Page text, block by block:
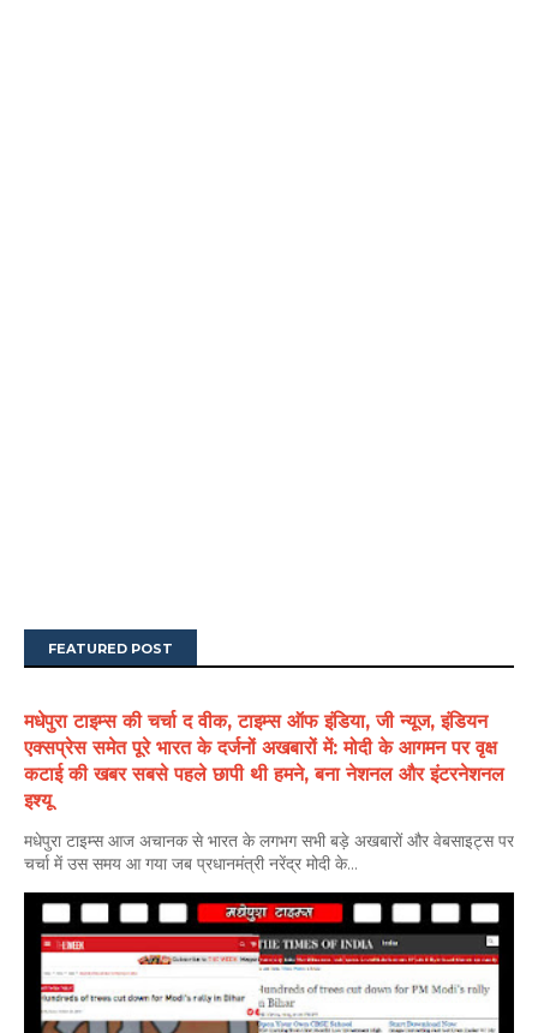
FEATURED POST
मधेपुरा टाइम्स की चर्चा द वीक, टाइम्स ऑफ इंडिया, जी न्यूज, इंडियन
एक्सप्रेस समेत पूरे भारत के दर्जनों अखबारों में: मोदी के आगमन पर वृक्ष
कटाई की खबर सबसे पहले छापी थी हमने, बना नेशनल और इंटरनेशनल
इश्यू
मधेपुरा टाइम्स आज अचानक से भारत के लगभग सभी बड़े अखबारों और वेबसाइट्स पर
चर्चा में उस समय आ गया जब प्रधानमंत्री नरेंद्र मोदी के...